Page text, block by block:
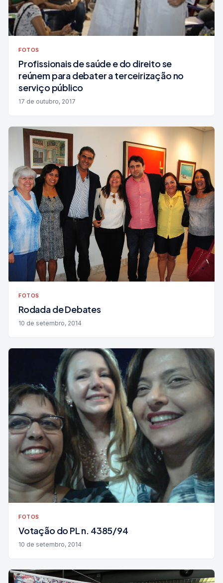
FOTOS
Profissionais de saúde e do direito se
reúnem para debater a terceirização no
serviço público
17 de outubro, 2017
FOTOS
Rodada de Debates
10 de setembro, 2014
FOTOS
Votação do PL n. 4385/94
10 de setembro, 2014